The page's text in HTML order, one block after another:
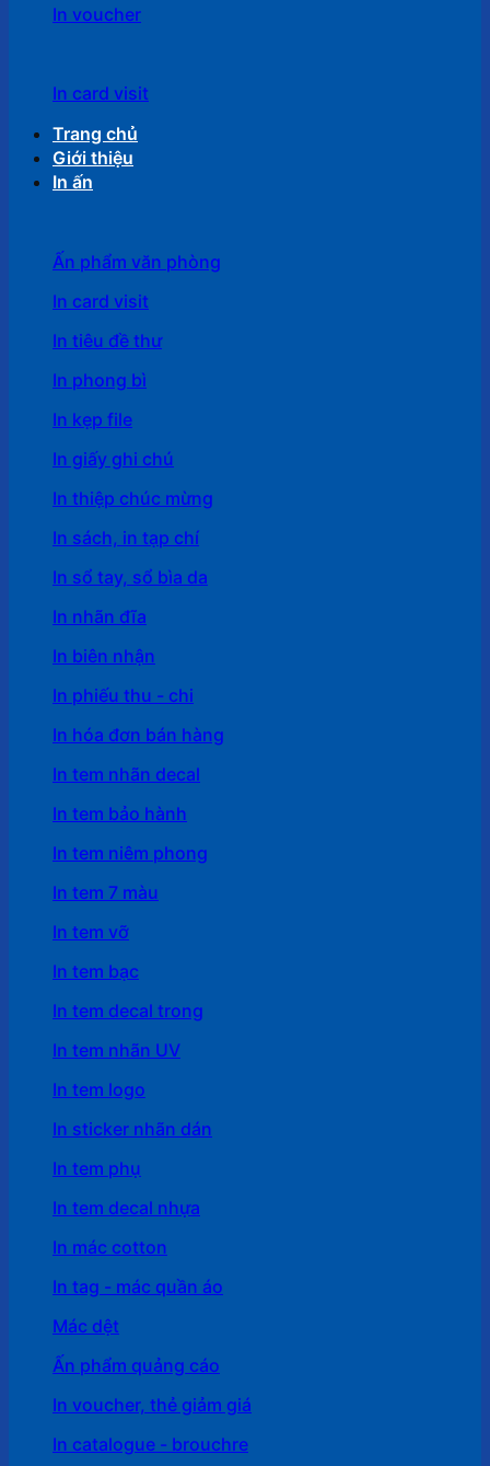
In voucher
In card visit
Trang chủ
Giới thiệu
In ấn
Ấn phẩm văn phòng
In card visit
In tiêu đề thư
In phong bì
In kẹp file
In giấy ghi chú
In thiệp chúc mừng
In sách, in tạp chí
In sổ tay, sổ bìa da
In nhãn đĩa
In biên nhận
In phiếu thu - chi
In hóa đơn bán hàng
In tem nhãn decal
In tem bảo hành
In tem niêm phong
In tem 7 màu
In tem vỡ
In tem bạc
In tem decal trong
In tem nhãn UV
In tem logo
In sticker nhãn dán
In tem phụ
In tem decal nhựa
In mác cotton
In tag - mác quần áo
Mác dệt
Ấn phẩm quảng cáo
In voucher, thẻ giảm giá
In catalogue - brouchre